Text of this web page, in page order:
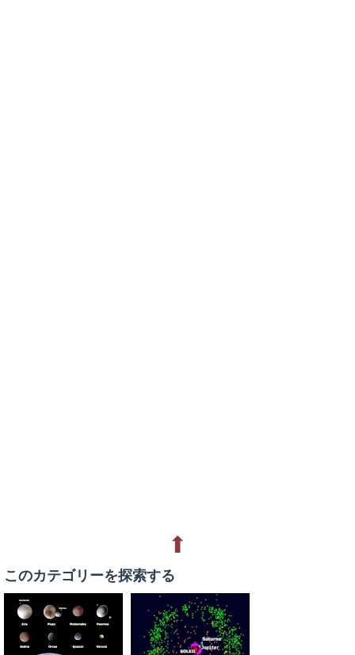
⬆
このカテゴリーを探索する